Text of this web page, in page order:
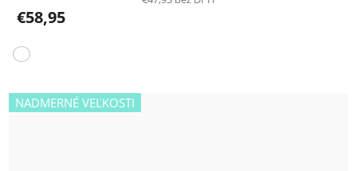
€58,95
NADMERNÉ VEĽKOSTI